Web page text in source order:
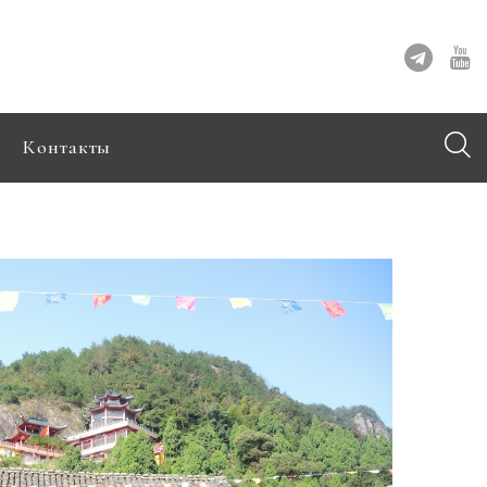
Контакты